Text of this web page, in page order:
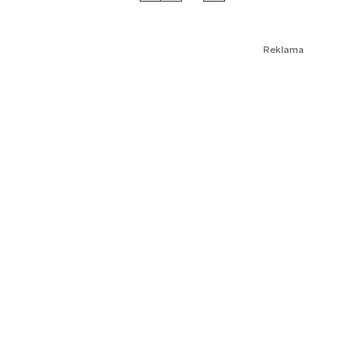
Reklama